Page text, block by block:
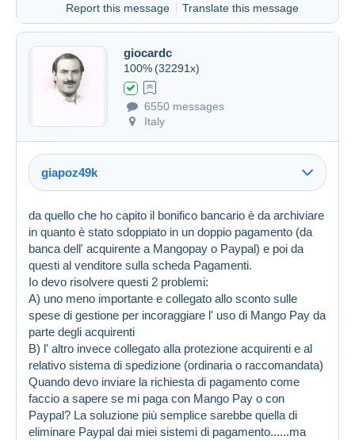
Report this message
Translate this message
giocardc
100% (32291x)
6550 messages
Italy
giapoz49k
Created on 16 Jan 2024 at 05:46 #1657892
da quello che ho capito il bonifico bancario è da archiviare
in quanto è stato sdoppiato in un doppio pagamento (da
banca dell' acquirente a Mangopay o Paypal) e poi da
questi al venditore sulla scheda Pagamenti.
Io devo risolvere questi 2 problemi:
A) uno meno importante e collegato allo sconto sulle
spese di gestione per incoraggiare l' uso di Mango Pay da
parte degli acquirenti
B) l' altro invece collegato alla protezione acquirenti e al
relativo sistema di spedizione (ordinaria o raccomandata)
Quando devo inviare la richiesta di pagamento come
faccio a sapere se mi paga con Mango Pay o con
Paypal? La soluzione più semplice sarebbe quella di
eliminare Paypal dai miei sistemi di pagamento......ma